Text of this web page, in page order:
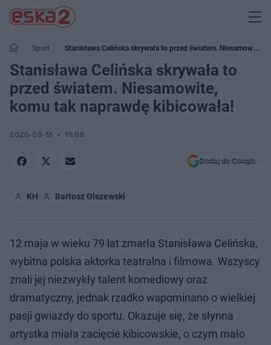
Sport
Stanisława Celińska skrywała to przed światem. Niesamowite,
komu tak naprawdę kibicowała!
Stanisława Celińska skrywała to
przed światem. Niesamowite,
komu tak naprawdę kibicowała!
2026-05-13 11:06
Dodaj do Google
KH Bartosz Olszewski
12 maja w wieku 79 lat zmarła Stanisława Celińska,
wybitna polska aktorka teatralna i filmowa. Wszyscy
znali jej niezwykły talent komediowy oraz
dramatyczny, jednak rzadko wspominano o wielkiej
pasji gwiazdy do sportu. Okazuje się, że słynna
artystka miała zacięcie kibicowskie, o czym mało